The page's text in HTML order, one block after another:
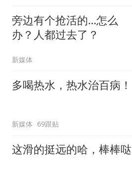
旁边有个抢活的…怎么
办？人都过去了？
新媒体
多喝热水，热水治百病！
新媒体 69跟贴
这滑的挺远的哈，棒棒哒